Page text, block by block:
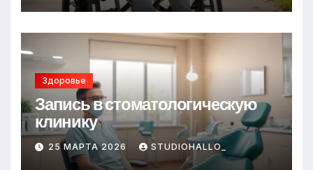
Здоровье
Запись в стоматологическую
клинику
25 МАРТА 2026 STUDIOHALLO_